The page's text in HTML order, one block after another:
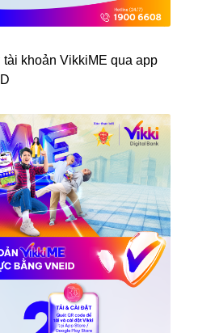
khoản VikkiME qua app